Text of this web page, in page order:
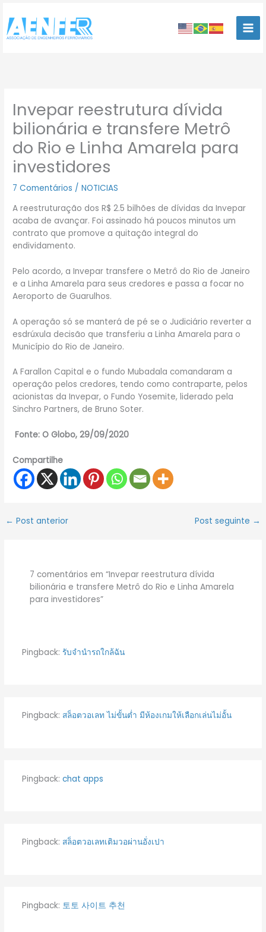
para
conteúdo
Invepar reestrutura dívida
bilionária e transfere Metrô
do Rio e Linha Amarela para
investidores
7 Comentários /NOTICIAS
A reestruturação dos R$ 2.5 bilhões de dívidas da Invepar
acaba de avançar. Foi assinado há poucos minutos um
contrato que promove a quitação integral do
endividamento.
Pelo acordo, a Invepar transfere o Metrô do Rio de Janeiro
e a Linha Amarela para seus credores e passa a focar no
Aeroporto de Guarulhos.
A operação só se manterá de pé se o Judiciário reverter a
esdrúxula decisão que transferiu a Linha Amarela para o
Município do Rio de Janeiro.
A Farallon Capital e o fundo Mubadala comandaram a
operação pelos credores, tendo como contraparte, pelos
acionistas da Invepar, o Fundo Yosemite, liderado pela
Sinchro Partners, de Bruno Soter.
Fonte: O Globo, 29/09/2020
Compartilhe
← Post anterior Post seguinte →
7 comentários em “Invepar reestrutura dívida
bilionária e transfere Metrô do Rio e Linha Amarela
para investidores”
Pingback: รับจำนำรถใกล้ฉัน
Pingback: สล็อตวอเลท ไม่ขั้นต่ำ มีห้องเกมให้เลือกเล่นไม่อั้น
Pingback: chat apps
Pingback: สล็อตวอเลทเติมวอผ่านอั่งเปา
Pingback: 토토 사이트 추천